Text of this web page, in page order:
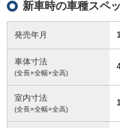
新車時の車種スペ
発売年月
車体寸法
(全長×全幅×全高)
室内寸法
(全長×全幅×全高)